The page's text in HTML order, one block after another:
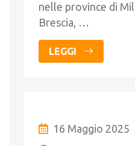
nelle province di
Brescia, …
LEGGI
16 Maggio 2025